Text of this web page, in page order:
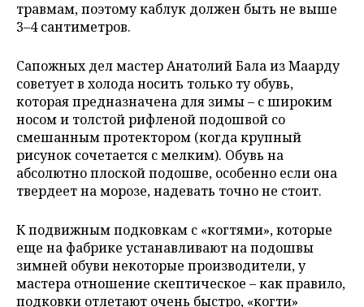
травмам, поэтому каблук должен быть не выше
3–4 сантиметров.
Сапожных дел мастер Анатолий Бала из Маарду
советует в холода носить только ту обувь,
которая предназначена для зимы – с широким
носом и толстой рифленой подошвой со
смешанным протектором (когда крупный
рисунок сочетается с мелким). Обувь на
абсолютно плоской подошве, особенно если она
твердеет на морозе, надевать точно не стоит.
К подвижным подковкам с «когтями», которые
еще на фабрике устанавливают на подошвы
зимней обуви некоторые производители, у
мастера отношение скептическое – как правило,
подковки отлетают очень быстро, «когти»